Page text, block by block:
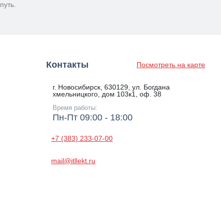
путь.
Контакты
г. Новосибирск, 630129, ул. Богдана
хмельницкого, дом 103к1, оф. 38
Время работы:
Пн-Пт 09:00 - 18:00
+7 (383) 233-07-00
mail@itllekt.ru
Посмотреть на карте